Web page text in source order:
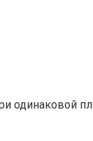
одинаковой